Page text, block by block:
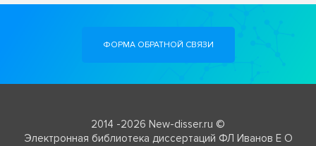
ФОРМА ОБРАТНОЙ СВЯЗИ
2014 -2026 New-disser.ru ©
Электронная библиотека диссертаций ФЛ Иванов Е О